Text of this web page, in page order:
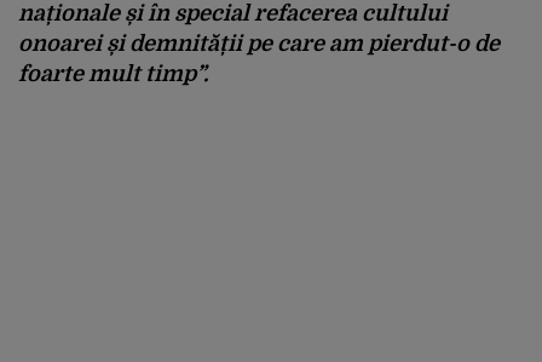
naționale și în special refacerea cultului
onoarei și demnității pe care am pierdut-o de
foarte mult timp”.